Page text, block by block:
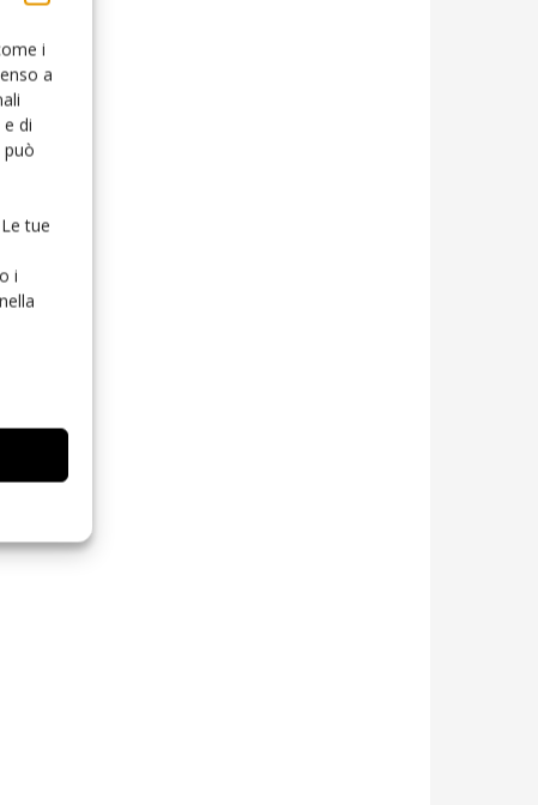
i
a
di
può
tue
i